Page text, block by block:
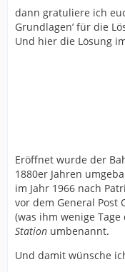
dann gratuliere ich
Grundlagen’ für die
Und hier die Lösung
Eröffnet wurde der
1880er Jahren
im Jahr 1966 nach
vor dem General Post
(was ihm wenige
Station umbenannt.
Und damit wünsche